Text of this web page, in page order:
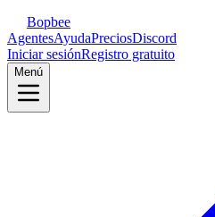
Bopbee
AgentesAyudaPreciosDiscord
Iniciar sesiónRegistro gratuito
Menú